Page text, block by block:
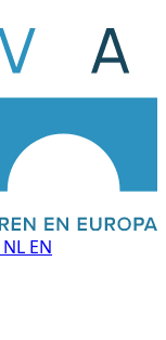
NL EN